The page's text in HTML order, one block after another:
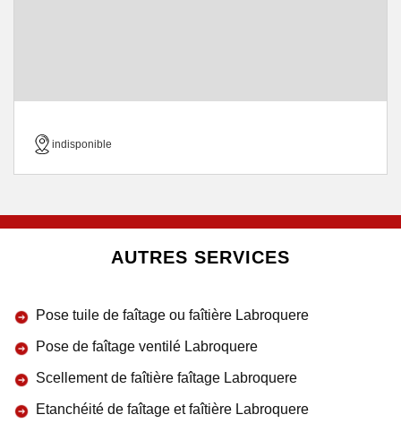
indisponible
AUTRES SERVICES
Pose tuile de faîtage ou faîtière Labroquere
Pose de faîtage ventilé Labroquere
Scellement de faîtière faîtage Labroquere
Etanchéité de faîtage et faîtière Labroquere